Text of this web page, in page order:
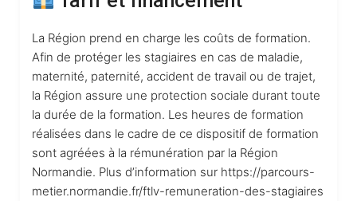
La Région prend en charge les coûts de formation.
Afin de protéger les stagiaires en cas de maladie,
maternité, paternité, accident de travail ou de trajet,
la Région assure une protection sociale durant toute
la durée de la formation. Les heures de formation
réalisées dans le cadre de ce dispositif de formation
sont agréées à la rémunération par la Région
Normandie. Plus d’information sur https://parcours-
metier.normandie.fr/ftlv-remuneration-des-stagiaires